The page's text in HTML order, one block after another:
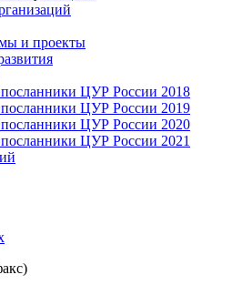
и проекты
ЦУР России 2018
ЦУР России 2019
ЦУР России 2020
ЦУР России 2021